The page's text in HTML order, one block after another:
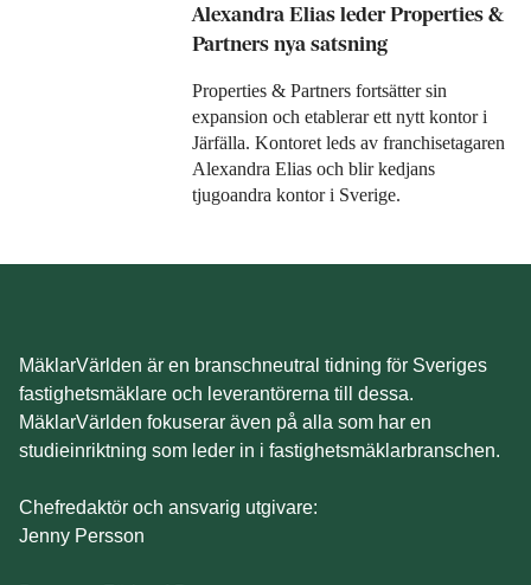
Alexandra Elias leder Properties &
Partners nya satsning
Properties & Partners fortsätter sin
expansion och etablerar ett nytt kontor i
Järfälla. Kontoret leds av franchisetagaren
Alexandra Elias och blir kedjans
tjugoandra kontor i Sverige.
MäklarVärlden är en branschneutral tidning för Sveriges
fastighetsmäklare och leverantörerna till dessa.
MäklarVärlden fokuserar även på alla som har en
studieinriktning som leder in i fastighetsmäklarbranschen.
Chefredaktör och ansvarig utgivare:
Jenny Persson